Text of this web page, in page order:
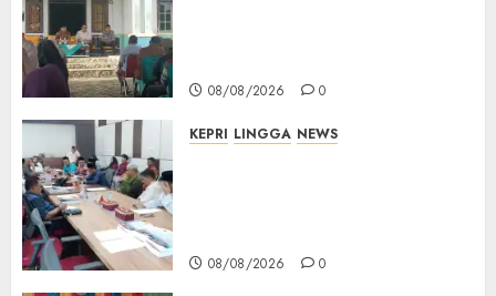
08/08/2026 0
KEPRI LINGGA NEWS
08/08/2026 0